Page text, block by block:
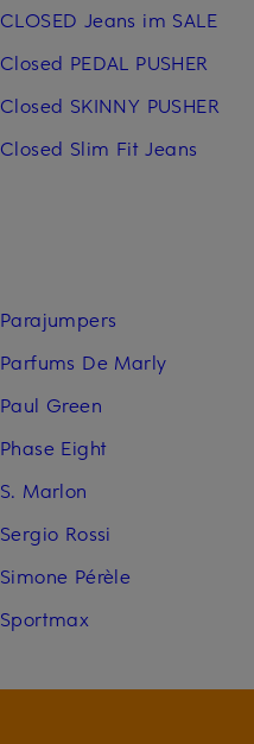
CLOSED Jeans im SALE
Closed PEDAL PUSHER
Closed SKINNY PUSHER
Closed Slim Fit Jeans
Parajumpers
Parfums De Marly
Paul Green
Phase Eight
S. Marlon
Sergio Rossi
Simone Pérèle
Sportmax